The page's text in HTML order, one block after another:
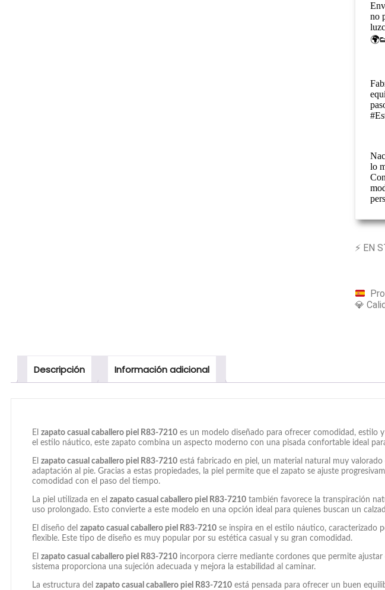
no
lo
⚡ EN
💎
Descripción Información adicional
El zapato casual caballero piel R83-7210 es un modelo diseñado para ofrecer comodidad, estilo
el estilo náutico, este zapato combina un aspecto moderno con una pisada confortable ideal
El zapato casual caballero piel R83-7210 está fabricado en piel, un material natural muy
adaptación al pie. Gracias a estas propiedades, la piel permite que el zapato se ajuste
comodidad con el paso del tiempo.
La piel utilizada en el zapato casual caballero piel R83-7210 también favorece la transpiración
uso prolongado. Esto convierte a este modelo en una opción ideal para quienes buscan un
El diseño del zapato casual caballero piel R83-7210 se inspira en el estilo náutico, caracterizado
flexible. Este tipo de diseño es muy popular por su estética casual y su gran comodidad.
El zapato casual caballero piel R83-7210 incorpora cierre mediante cordones que permite
sistema proporciona una sujeción adecuada y mejora la estabilidad al caminar.
La estructura del zapato casual caballero piel R83-7210 está pensada para ofrecer un buen